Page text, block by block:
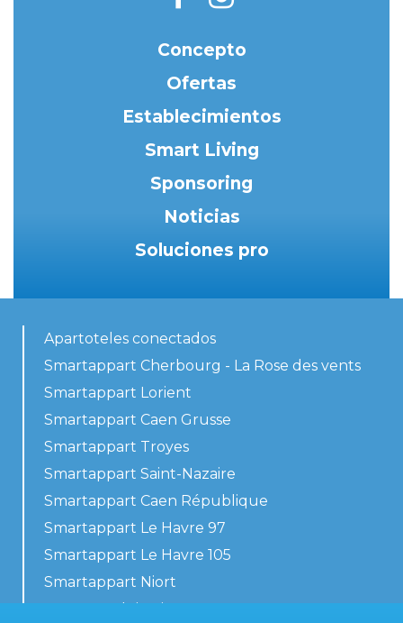
Concepto
Ofertas
Establecimientos
Smart Living
Sponsoring
Noticias
Soluciones pro
Apartoteles conectados
Smartappart Cherbourg - La Rose des vents
Smartappart Lorient
Smartappart Caen Grusse
Smartappart Troyes
Smartappart Saint-Nazaire
Smartappart Caen République
Smartappart Le Havre 97
Smartappart Le Havre 105
Smartappart Niort